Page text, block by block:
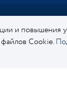
и повышения
Cookie.